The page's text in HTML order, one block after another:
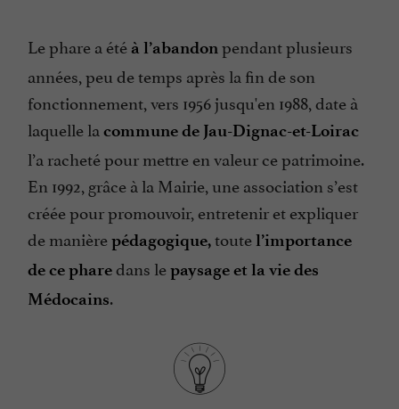
Le phare a été à l’abandonpendant plusieurs
années, peu de temps après la fin de son
fonctionnement, vers 1956 jusqu'en 1988, date à
laquelle la commune de Jau-Dignac-et-Loirac
l’a racheté pour mettre en valeur ce patrimoine.
En 1992, grâce à la Mairie, une association s’est
créée pour promouvoir, entretenir et expliquer
de manièrepédagogique,toutel’importance
de ce pharedans lepaysage et la vie des
Médocains.